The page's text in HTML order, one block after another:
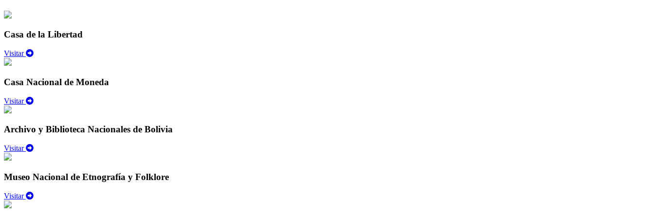
Casa de la Libertad
Visitar
Casa Nacional de Moneda
Visitar
Archivo y Biblioteca Nacionales de Bolivia
Visitar
Museo Nacional de Etnografía y Folklore
Visitar